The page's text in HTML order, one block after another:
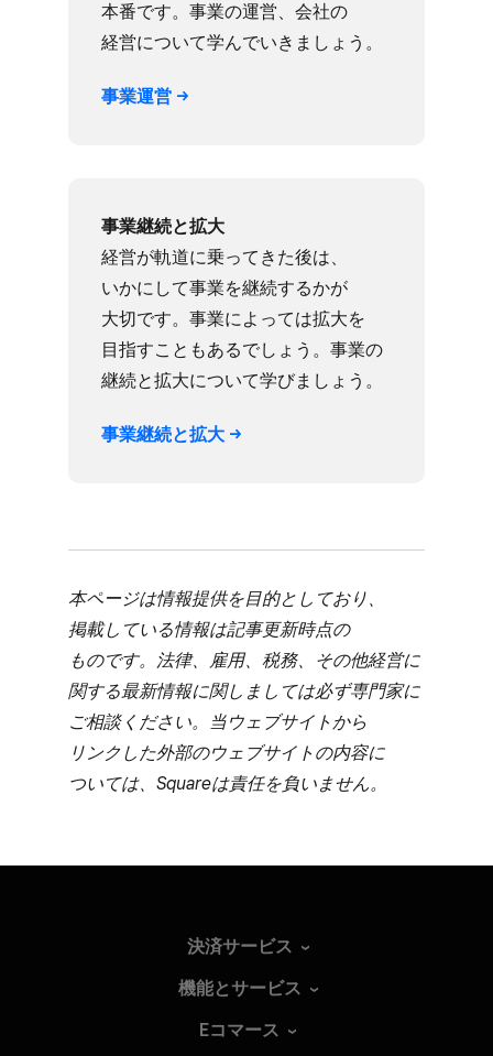
本番です。​事業の​運営、​会社の​
経営に​ついて​学んでいきましょう。
事業運営
事業継続と​拡大
経営が​軌道に​乗ってきた後は、​
いかに​して​事業を​継続するかが​
大切です。​事業に​よっては​拡大を​
目指すこともあるでしょう。​事業の​
継続と​拡大に​ついて​学びましょう。
事業継続と​拡大
本ページは​情報提供を​目的と​しており、​
掲載している​情報は​記事更新時点の​
ものです。​法律、​雇用、​税務、​その​他経営に​
関する​最新情報に​関しましては​必ず専門家に​
ご相談ください。​当ウェブサイトから​
リンクした​外部の​ウェブサイトの​内容に​
ついては、​Squareは​責任を​負いません。
決済サービス
機能とサービス
Eコマース